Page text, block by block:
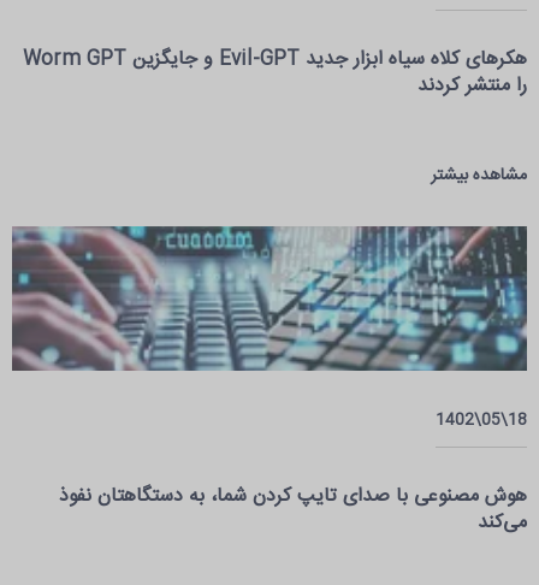
هکر‌های کلاه سیاه ابزار جدید Evil-GPT و جایگزین Worm GPT
را منتشر کردند
مشاهده بیشتر
18\05\1402
هوش مصنوعی با صدای تایپ کردن شما، به دستگاهتان نفوذ
می‌کند